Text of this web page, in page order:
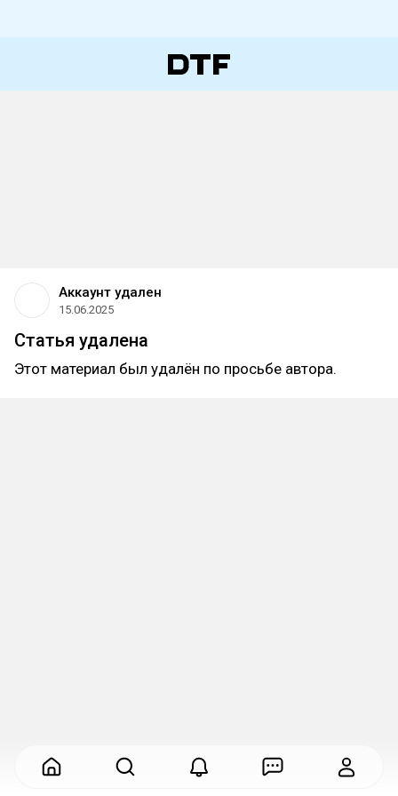
Аккаунт удален
15.06.2025
Статья удалена
Этот материал был удалён по просьбе автора.